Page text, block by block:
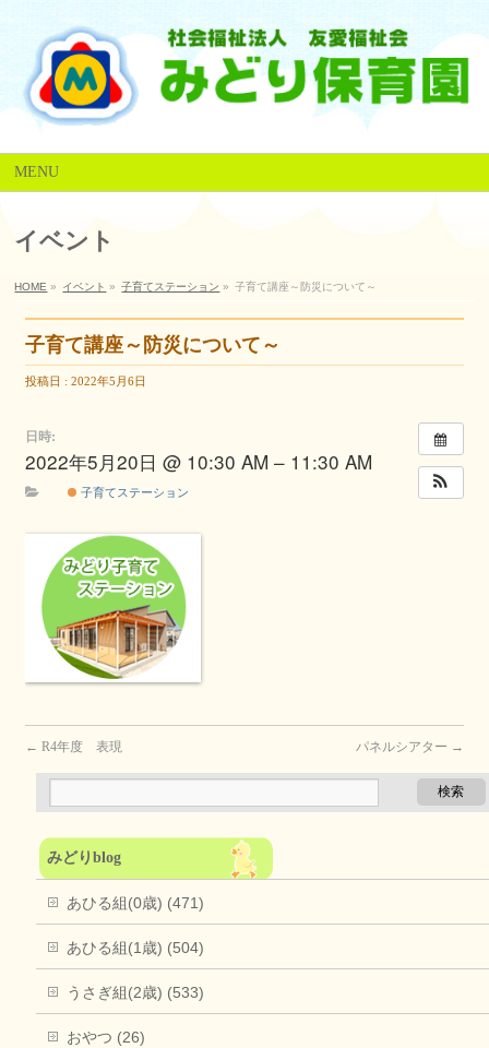
MENU
イベント
HOME » イベント » 子育てステーション » 子育て講座～防災について～
子育て講座～防災について～
投稿日 : 2022年5月6日
日時:
2022年5月20日 @ 10:30 AM – 11:30 AM
子育てステーション
← R4年度 表現 パネルシアター →
みどりblog
あひる組(0歳) (471)
あひる組(1歳) (504)
うさぎ組(2歳) (533)
おやつ (26)